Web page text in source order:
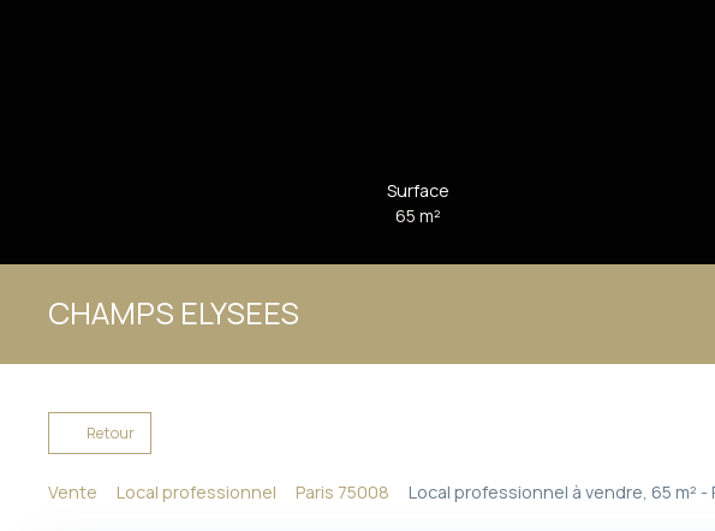
Surface
65m²
CHAMPS ELYSEES
Retour
Vente Local professionnel Paris 75008 Local professionnel à vendre, 65 m² -